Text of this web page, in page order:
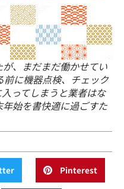
、まだまだ働かせてい
前に機器点検、チェック
ってしまうと業者はな
始を書快適に過ごすた
Pinterest